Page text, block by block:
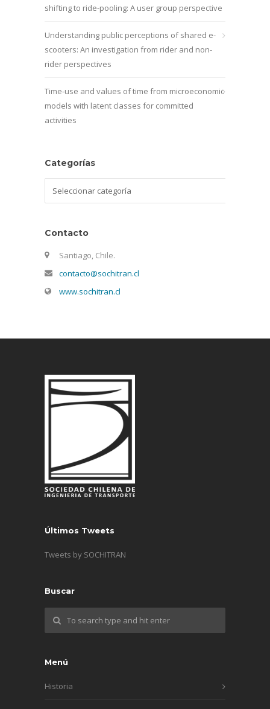
shifting to ride-pooling: A user group perspective
Understanding public perceptions of shared e-
scooters: An investigation from rider and non-
rider perspectives
Time-use and values of time from microeconomic
models with latent classes for committed
activities
Categorías
Contacto
Santiago, Chile.
contacto@sochitran.cl
www.sochitran.cl
Últimos Tweets
Tweets by SOCHITRAN
Buscar
Menú
Historia